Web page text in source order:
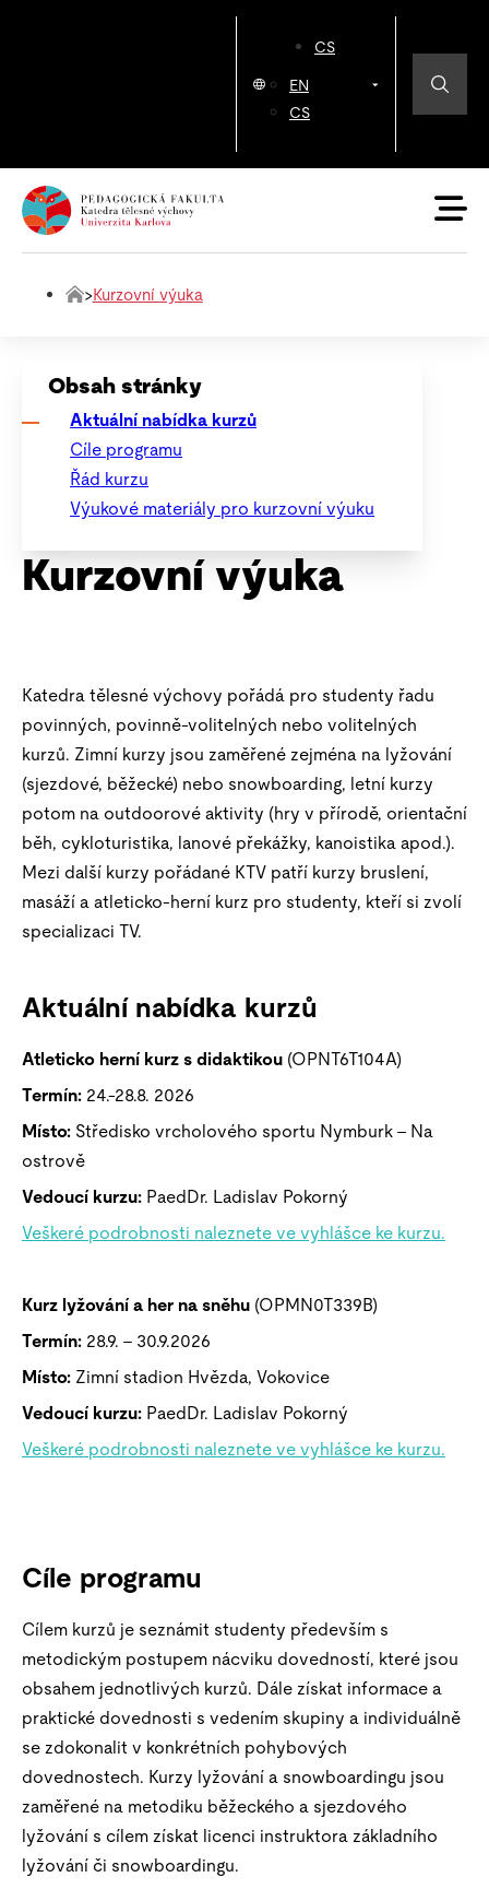
CS
EN
CS
> Kurzovní výuka
Obsah stránky
Aktuální nabídka kurzů
Cíle programu
Řád kurzu
Výukové materiály pro kurzovní výuku
Kurzovní výuka
Katedra tělesné výchovy pořádá pro studenty řadu
povinných, povinně-volitelných nebo volitelných
kurzů. Zimní kurzy jsou zaměřené zejména na lyžování
(sjezdové, běžecké) nebo snowboarding, letní kurzy
potom na outdoorové aktivity (hry v přírodě, orientační
běh, cykloturistika, lanové překážky, kanoistika apod.).
Mezi další kurzy pořádané KTV patří kurzy bruslení,
masáží a atleticko-herní kurz pro studenty, kteří si zvolí
specializaci TV.
Aktuální nabídka kurzů
Atleticko herní kurz s didaktikou (OPNT6T104A)
Termín: 24.-28.8. 2026
Místo: Středisko vrcholového sportu Nymburk – Na
ostrově
Vedoucí kurzu: PaedDr. Ladislav Pokorný
Veškeré podrobnosti naleznete ve vyhlášce ke kurzu.
Kurz lyžování a her na sněhu (OPMN0T339B)
Termín: 28.9. – 30.9.2026
Místo: Zimní stadion Hvězda, Vokovice
Vedoucí kurzu: PaedDr. Ladislav Pokorný
Veškeré podrobnosti naleznete ve vyhlášce ke kurzu.
Cíle programu
Cílem kurzů je seznámit studenty především s
metodickým postupem nácviku dovedností, které jsou
obsahem jednotlivých kurzů. Dále získat informace a
praktické dovednosti s vedením skupiny a individuálně
se zdokonalit v konkrétních pohybových
dovednostech. Kurzy lyžování a snowboardingu jsou
zaměřené na metodiku běžeckého a sjezdového
lyžování s cílem získat licenci instruktora základního
lyžování či snowboardingu.